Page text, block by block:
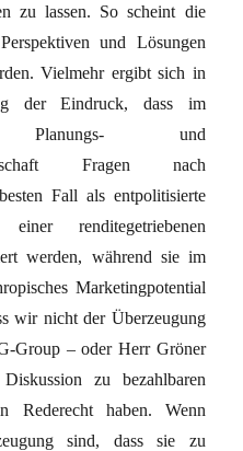
zu lassen. So scheint die
und Lösungen
Vielmehr ergibt sich in
der Eindruck, dass im
und
Fragen nach
Fall als entpolitisierte
renditegetriebenen
werden, während sie im
Marketingpotential
wir nicht der Überzeugung
Group – oder Herr Gröner
zu bezahlbaren
Rederecht haben. Wenn
sind, dass sie zu